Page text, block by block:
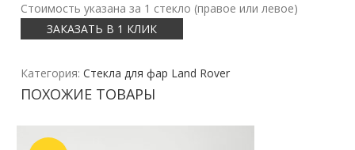
Стоимость указана за 1 стекло (правое или левое)
ЗАКАЗАТЬ В 1 КЛИК
Категория:Стекла для фар Land Rover
ПОХОЖИЕ ТОВАРЫ